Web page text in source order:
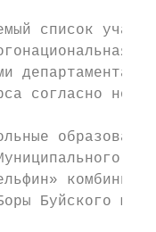
список
департамента
согласно
Буйского